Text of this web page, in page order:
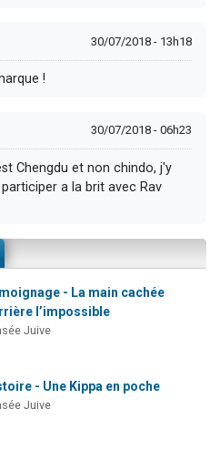
30/07/2018 - 13h18
!
30/07/2018 - 06h23
Chengdu et non chindo, j'y
a la brit avec Rav
- La main cachée
l’impossible
Juive
- Une Kippa en poche
Juive